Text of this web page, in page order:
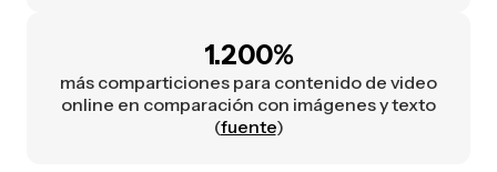
1.200%
más comparticiones para contenido de video
online en comparación con imágenes y texto
(fuente)